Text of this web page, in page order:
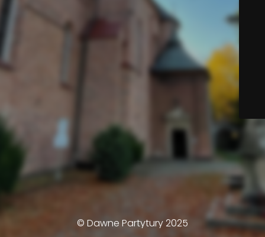
© Dawne Partytury 2025